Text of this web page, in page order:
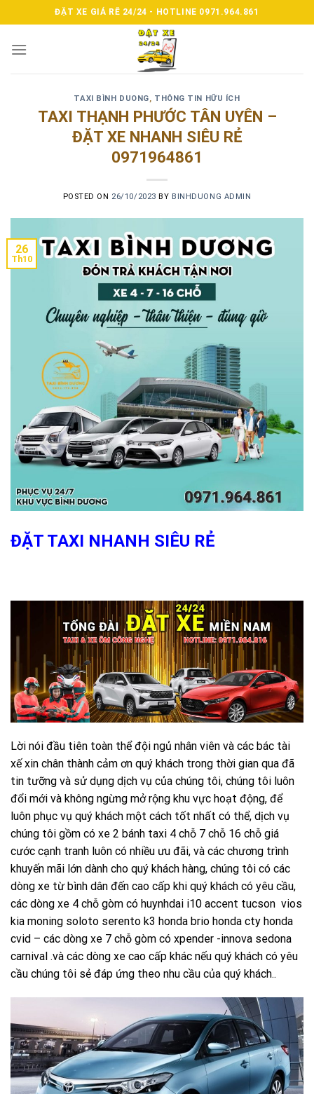
to
content
ĐẶT XE GIÁ RẼ 24/24 - HOTLINE 0971.964.861
TAXI BÌNH DUONG, THÔNG TIN HỮU ÍCH
TAXI THẠNH PHƯỚC TÂN UYÊN –
ĐẶT XE NHANH SIÊU RẺ
0971964861
POSTED ON 26/10/2023 BY BINHDUONG ADMIN
26
Th10
ĐẶT TAXI NHANH SIÊU RẺ
Lời nói đầu tiên toàn thể đội ngủ nhân viên và các bác tài
xế xin chân thành cảm ơn quý khách trong thời gian qua đã
tin tưỡng và sử dụng dịch vụ của chúng tôi, chúng tôi luôn
đổi mới và không ngừng mở rộng khu vực hoạt động, để
luôn phục vụ quý khách một cách tốt nhất có thể, dịch vụ
chúng tôi gồm có xe 2 bánh taxi 4 chỗ 7 chỗ 16 chỗ giá
cước cạnh tranh luôn có nhiều ưu đãi, và các chương trình
khuyến mãi lớn dành cho quý khách hàng, chúng tôi có các
dòng xe từ bình dân đến cao cấp khi quý khách có yêu cầu,
các dòng xe 4 chỗ gòm có huynhdai i10 accent tucson vios
kia moning soloto serento k3 honda brio honda cty honda
cvid – các dòng xe 7 chỗ gòm có xpender -innova sedona
carnival .và các dòng xe cao cấp khác nếu quý khách có yêu
cầu chúng tôi sẻ đáp ứng theo nhu cầu của quý khách..